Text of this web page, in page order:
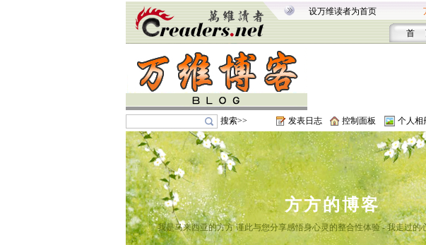
设万维读者为首页
首
搜索>> 发表日志 控制面板 个人相
方方的博客
我是马来西亚的方方 谨此与您分享感悟身心灵的整合性体验 - 我走过的